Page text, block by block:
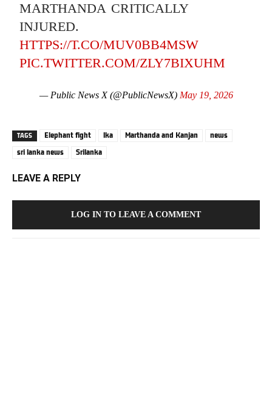
MARTHANDA CRITICALLY
INJURED.
HTTPS://T.CO/MUV0BB4MSW
PIC.TWITTER.COM/ZLY7BIXUHM
— Public News X (@PublicNewsX) May 19, 2026
TAGS Elephant fight lka Marthanda and Kanjan
news
sri lanka news
Srilanka
LEAVE A REPLY
LOG IN TO LEAVE A COMMENT